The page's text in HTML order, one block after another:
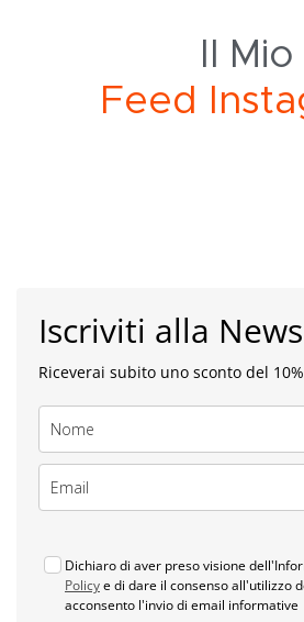
Il Mio
Feed Insta
Iscriviti alla
Riceverai subito uno sconto del 10%
Dichiaro di aver preso visione
Policye di dare il consenso all'utilizzo
acconsento l'invio di email informative